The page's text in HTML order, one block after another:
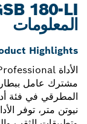
المعلومات
Highlights
مشترك عامل
نيوتن متر، توفر